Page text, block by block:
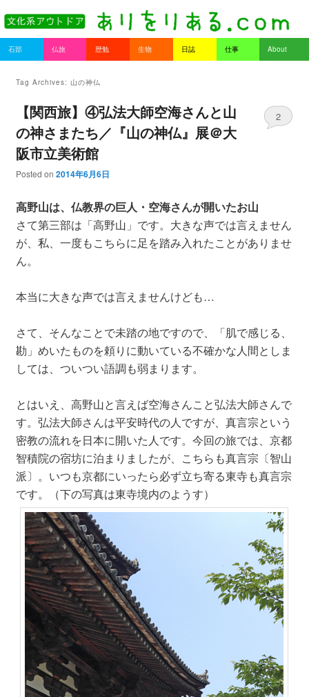
Main menu
Skip to primary content
Skip to secondary content
石部 仏旅 歴勉 生物 日誌 仕事 About
Tag Archives: 山の神仏
【関西旅】④弘法大師空海さんと山
の神さまたち／『山の神仏』展＠大
阪市立美術館
Posted on 2014年6月6日
2
高野山は、仏教界の巨人・空海さんが開いたお山
さて第三部は「高野山」です。大きな声では言えません
が、私、一度もこちらに足を踏み入れたことがありませ
ん。
本当に大きな声では言えませんけども…
さて、そんなことで未踏の地ですので、「肌で感じる、
勘」めいたものを頼りに動いている不確かな人間としま
しては、ついつい語調も弱まります。
とはいえ、高野山と言えば空海さんこと弘法大師さんで
す。弘法大師さんは平安時代の人ですが、真言宗という
密教の流れを日本に開いた人です。今回の旅では、京都
智積院の宿坊に泊まりましたが、こちらも真言宗〔智山
派〕。いつも京都にいったら必ず立ち寄る東寺も真言宗
です。（下の写真は東寺境内のようす）